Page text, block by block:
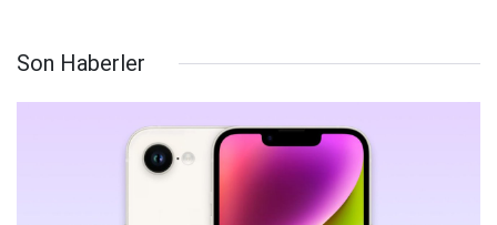
Son Haberler